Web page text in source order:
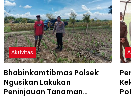
Aktivitas
Bhabinkamtibmas Polsek
Ngusikan Lakukan
Peninjauan Tanaman